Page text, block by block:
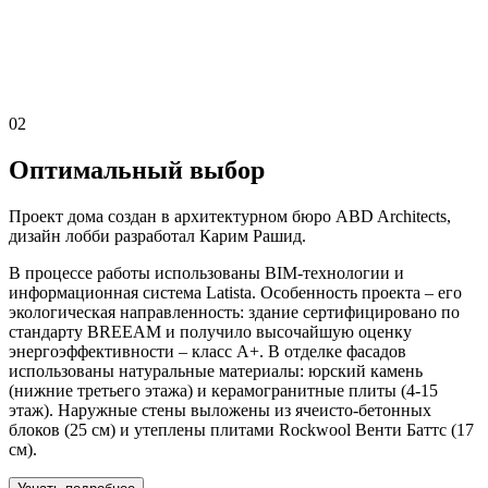
02
Оптимальный выбор
Проект дома создан в архитектурном бюро ABD Architects,
дизайн лобби разработал Карим Рашид.
В процессе работы использованы BIM-технологии и
информационная система Latista. Особенность проекта – его
экологическая направленность: здание сертифицировано по
стандарту BREEAM и получило высочайшую оценку
энергоэффективности – класс А+. В отделке фасадов
использованы натуральные материалы: юрский камень
(нижние третьего этажа) и керамогранитные плиты (4-15
этаж). Наружные стены выложены из ячеисто-бетонных
блоков (25 см) и утеплены плитами Rockwool Венти Баттс (17
см).